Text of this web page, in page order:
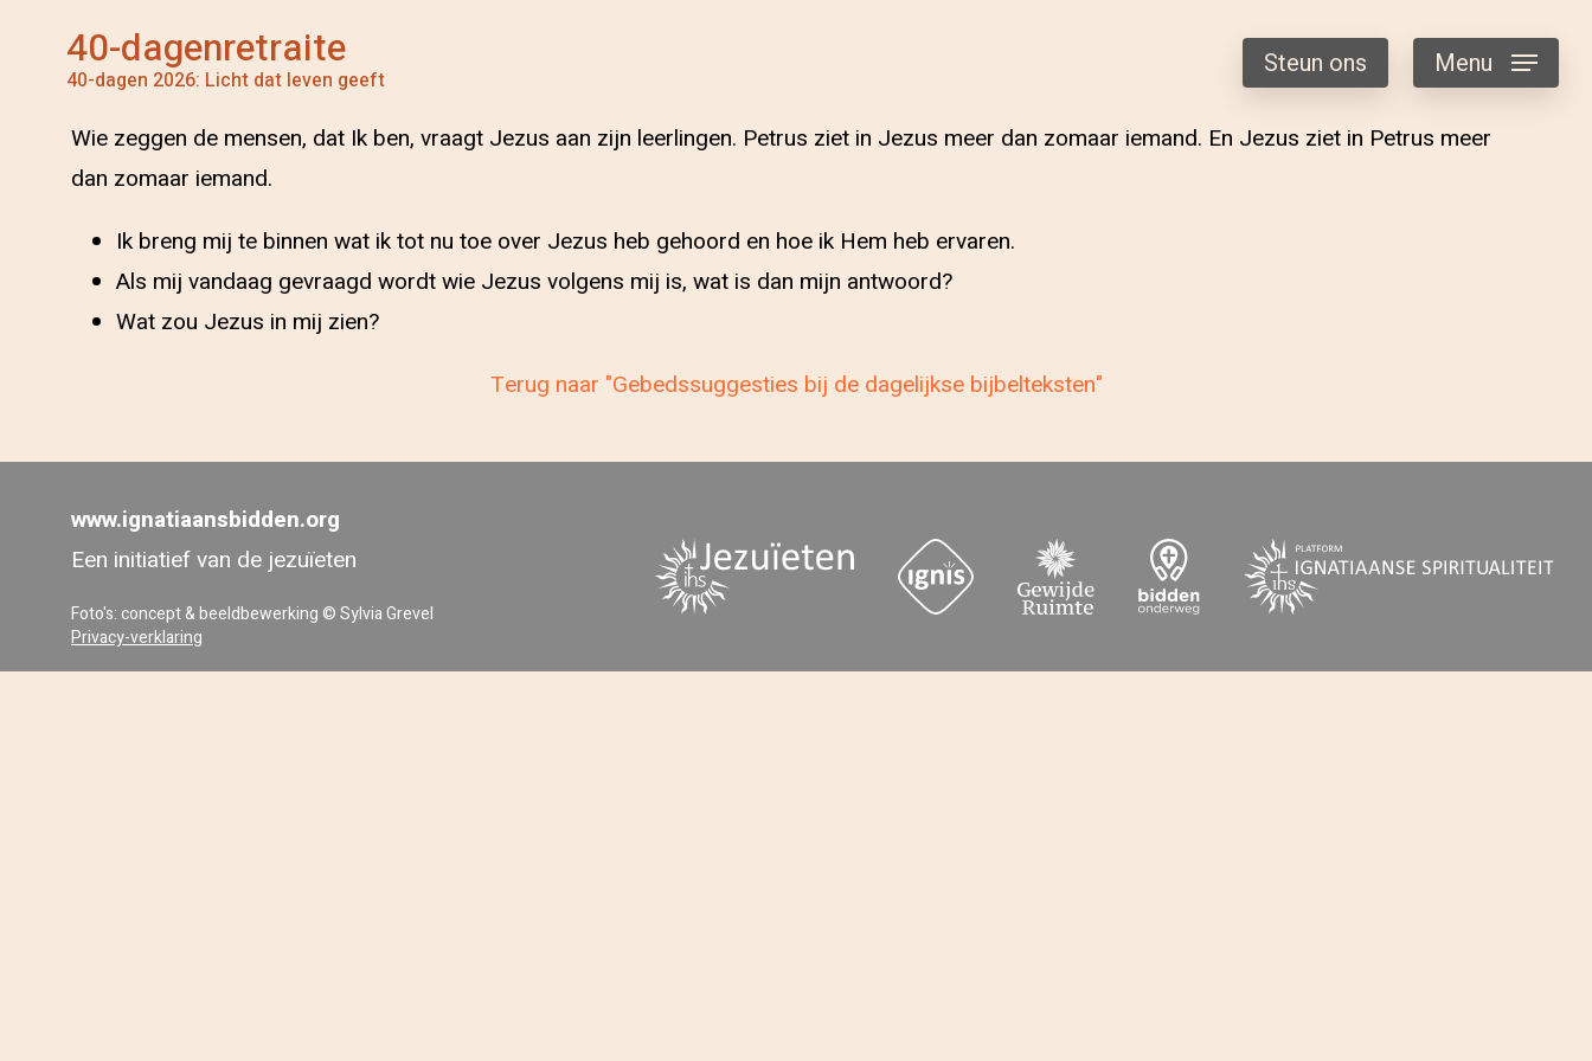
40-dagenretraite
40-dagen 2026: Licht dat leven geeft Steun ons Menu
Wie zeggen de mensen, dat Ik ben, vraagt Jezus aan zijn leerlingen. Petrus ziet in Jezus meer dan zomaar iemand. En Jezus ziet in Petrus meer
dan zomaar iemand.
Ik breng mij te binnen wat ik tot nu toe over Jezus heb gehoord en hoe ik Hem heb ervaren.
Als mij vandaag gevraagd wordt wie Jezus volgens mij is, wat is dan mijn antwoord?
Wat zou Jezus in mij zien?
Terug naar "Gebedssuggesties bij de dagelijkse bijbelteksten"
www.ignatiaansbidden.org
Een initiatief van de jezuïeten
Foto's: concept & beeldbewerking © Sylvia Grevel
Privacy-verklaring